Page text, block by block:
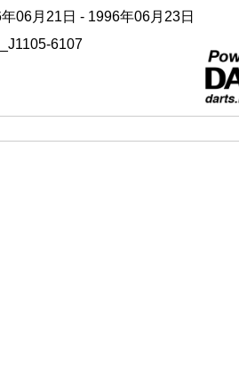
06月21日 - 1996年06月23日
6107